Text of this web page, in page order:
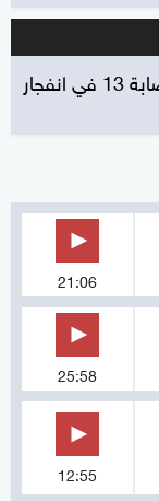
وزارة الصحة السورية: مقتل شخصين وإصابة 13 في انفجار
21:06
25:58
12:55